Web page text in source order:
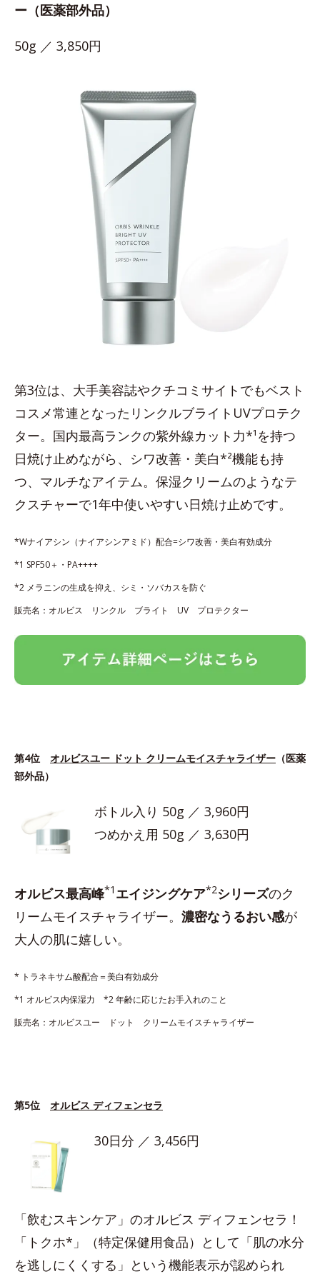
ー（医薬部外品）
50g ／ 3,850円
第3位は、大手美容誌やクチコミサイトでもベスト
コスメ常連となったリンクルブライトUVプロテク
ター。国内最高ランクの紫外線カット力*¹を持つ
日焼け止めながら、シワ改善・美白*²機能も持
つ、マルチなアイテム。保湿クリームのようなテ
クスチャーで1年中使いやすい日焼け止めです。
*Wナイアシン（ナイアシンアミド）配合=シワ改善・美白有効成分
*1 SPF50＋・PA++++
*2 メラニンの生成を抑え、シミ・ソバカスを防ぐ
販売名：オルビス リンクル ブライト UV プロテクター
第4位 オルビスユー ドット クリームモイスチャライザー （医薬
部外品）
ボトル入り 50g ／ 3,960円
つめかえ用 50g ／ 3,630円
オルビス最高峰*1 エイジングケア*2シリーズのク
リームモイスチャライザー。 濃密なうるおい感が
大人の肌に嬉しい。
* トラネキサム酸配合＝美白有効成分
*1 オルビス内保湿力 *2 年齢に応じたお手入れのこと
販売名：オルビスユー ドット クリームモイスチャライザー
第5位 オルビス ディフェンセラ
30日分 ／ 3,456円
「飲むスキンケア」のオルビス ディフェンセラ！
「トクホ*」（特定保健用食品）として「肌の水分
を逃しにくくする」という機能表示が認められ